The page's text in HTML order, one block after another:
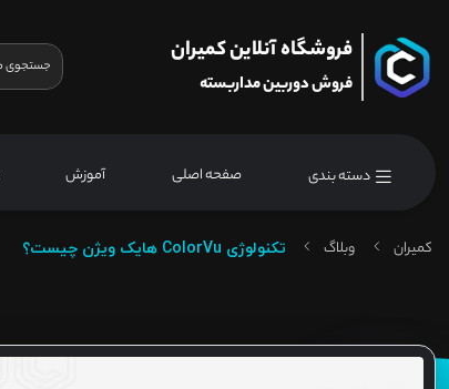
فروشگاه آنلاین کمیران
فروش دوربین مداربسته
دسته بندی صفحه اصلی آموزش
کمیران وبلاگ تکنولوژی ColorVu هایک ویژن چیست؟